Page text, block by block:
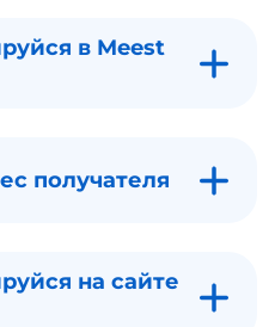
в Meest
получателя
на сайте